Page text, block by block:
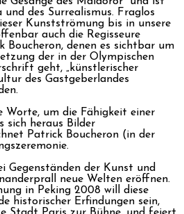
des Surrealismus. Fraglos
Kunstströmung bis in unsere
auch die Regisseure
Boucheron, denen es sichtbar um
der in der Olympischen
geht, „künstlerischer
des Gastgeberlandes
Worte, um die Fähigkeit einer
sich heraus Bilder
Patrick Boucheron (in der
Gegenständen der Kunst und
neue Welten eröffnen.
in Peking 2008 will diese
historischer Erfindungen sein,